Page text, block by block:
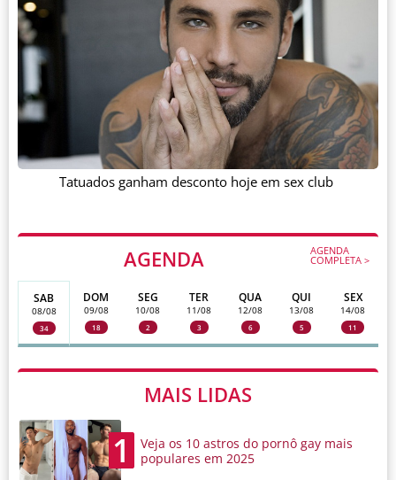
AGENDA AGENDA
COMPLETA >
SAB
08/08
34
DOM
09/08
18
SEG
10/08
2
TER
11/08
3
QUA
12/08
6
QUI
13/08
5
SEX
14/08
11
MAIS LIDAS
1
Veja os 10 astros do pornô gay mais
populares em 2025
Tatuados ganham desconto hoje em sex club